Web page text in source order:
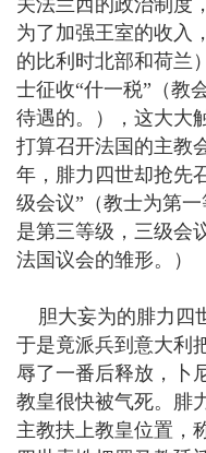
为了加强王室的收入
的比利时北部和荷兰
士征收“什一税”（教
待遇的。），这大大
打算召开法国的主教
年，腓力四世却抢先
级会议”（教士为第
是第三等级，三级会
法国议会的雏形。）
胆大妄为的腓力四
于是竟派兵到意大利
辱了一番后释放，卜
教皇很快被气死。腓
主教扶上教皇位置，